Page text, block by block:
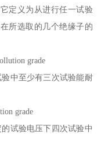
定义为从进行任一试验
所选取的几个绝缘子的
grade
中至少有三次试验能耐
grade
试验电压下四次试验中